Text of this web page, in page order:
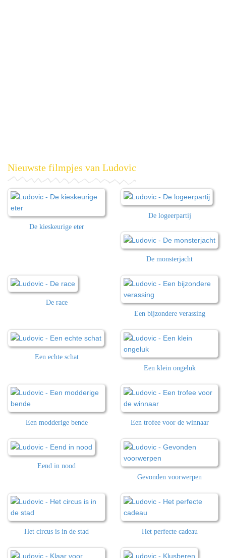
Nieuwste filmpjes van Ludovic
De kieskeurige eter
De logeerpartij
De monsterjacht
De race
Een bijzondere verassing
Een echte schat
Een klein ongeluk
Een modderige bende Een trofee voor de winnaar
Eend in nood
Gevonden voorwerpen
Het circus is in de stad Het perfecte cadeau